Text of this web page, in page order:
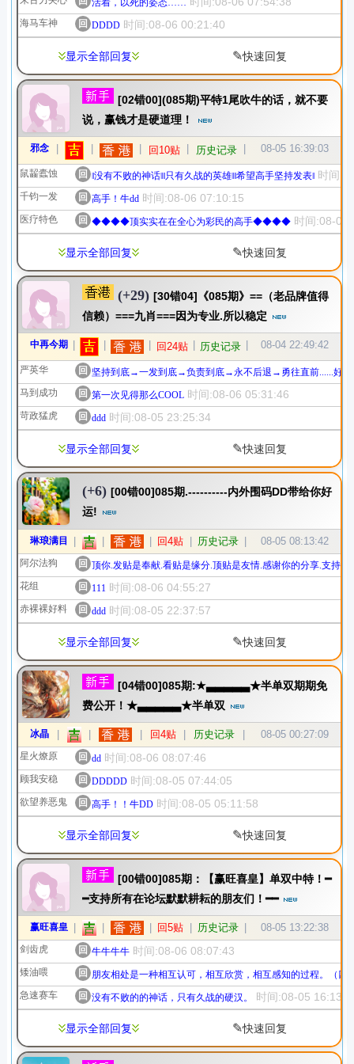
活着，以死的姿态……
海马车神 回 DDDD 时间:08-06 00:21:40
显示全部回复 ✎快速回复
[02错00](085期)平特1尾吹牛的话，就不要
说，赢钱才是硬道理！
邪念 回10贴 历史记录 08-05 16:39:03
鼠齧蠹蚀 回 ‖没有不败的神话‖‖只有久战的英雄‖‖希望高手坚持发表‖ 时间
千钧一发 回 高手！牛dd 时间:08-06 07:10:15
医疗特色 回 ◆◆◆◆顶实实在在全心为彩民的高手◆◆◆◆ 时间:08-06
显示全部回复 ✎快速回复
(+29) [30错04]《085期》==（老品牌值得
信赖）===九肖===因为专业.所以稳定
中再今期 回24贴 历史记录 08-04 22:49:42
严英华 回 坚持到底→一发到底→负责到底→永不后退→勇往直前......好料
马到成功
回 第一次见得那么COOL 时间:08-06 05:31:46
苛政猛虎 回 ddd 时间:08-05 23:25:34
显示全部回复 ✎快速回复
(+6) [00错00]085期.----------内外围码DD带给你好
运!
琳琅满目 回4贴 历史记录 08-05 08:13:42
阿尔法狗 回 顶你.发贴是奉献.看贴是缘分.顶贴是友情.感谢你的分享.支持你!
花组
回 111 时间:08-06 04:55:27
赤裸裸好料 回 ddd 时间:08-05 22:37:57
显示全部回复 ✎快速回复
[04错00]085期:★▃▃▃▃▃★半单双期期免
费公开！★▃▃▃▃▃★半单双
冰晶 回4贴 历史记录 08-05 00:27:09
星火燎原 回 dd 时间:08-06 08:07:46
顾我安稳 回 DDDDD 时间:08-05 07:44:05
欲望养恶鬼 回 高手！！牛DD 时间:08-05 05:11:58
显示全部回复 ✎快速回复
[00错00]085期：【赢旺喜皇】单双中特！━
━支持所有在论坛默默耕耘的朋友们！━━
赢旺喜皇 回5贴 历史记录 08-05 13:22:38
剑齿虎 回 牛牛牛牛 时间:08-06 08:07:43
矮油喂 回 朋友相处是一种相互认可，相互欣赏，相互感知的过程。（
急速赛车
回 没有不败的的神话，只有久战的硬汉。 时间:08-05
显示全部回复 ✎快速回复